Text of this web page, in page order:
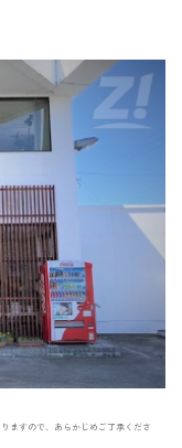
ますので、あらかじめご了承くださ